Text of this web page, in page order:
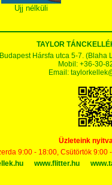
Ujj nélküli
TAYLOR
Hársfa utca 5-7. (Blaha
Mobil: +36-30-
Email:
Üzleteink
9:00 - 18:00, Csütörtök
www.flitter.hu